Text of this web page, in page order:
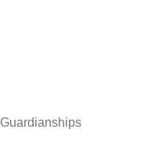
Guardianships